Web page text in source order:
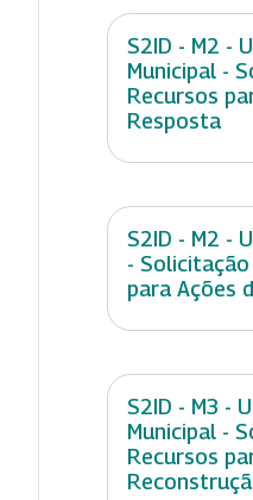
S2ID - M2 -
Municipal -
Recursos
Resposta
S2ID - M2 -
-
para Ações
S2ID - M3 -
Municipal -
Recursos